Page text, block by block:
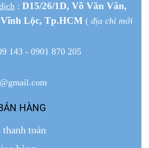
: D15/26/1D, Võ Văn Vân,
Lộc, Tp.HCM ( địa chỉ mới
143 - 0901 870 205
HÀNG
toán